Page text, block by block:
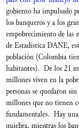
gobierno ha impulsado
los banqueros y a los
empobrecimiento de las
de Estadística DANE,
población (Colombia
habitantes). De los 21
millones viven en la
personas se quedaron
millones que no tienen
fundamentales. Hay